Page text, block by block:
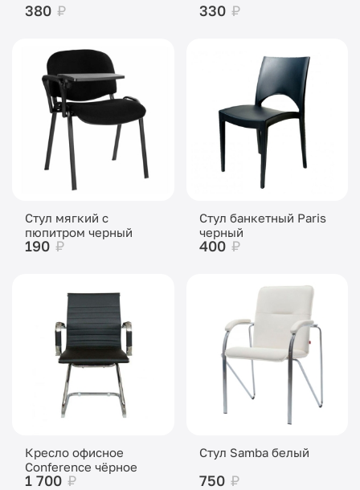
380 ₽ 330 ₽
Стул мягкий с
пюпитром черный
190 ₽
Стул банкетный Paris
черный
400 ₽
Кресло офисное
Conference чёрное
1 700 ₽
Стул Samba белый
750 ₽